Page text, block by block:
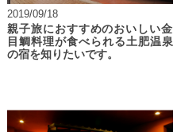
2019/09/18
親子旅におすすめのおいしい金
目鯛料理が食べられる土肥温泉
の宿を知りたいです。